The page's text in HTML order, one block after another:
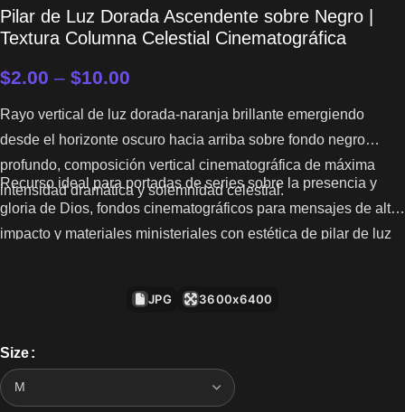
Pilar de Luz Dorada Ascendente sobre Negro |
Textura Columna Celestial Cinematográfica
$2.00 – $10.00
Rayo vertical de luz dorada-naranja brillante emergiendo
desde el horizonte oscuro hacia arriba sobre fondo negro
profundo, composición vertical cinematográfica de máxima
intensidad dramática y solemnidad celestial.
Recurso ideal para portadas de series sobre la presencia y
gloria de Dios, fondos cinematográficos para mensajes de alto
impacto y materiales ministeriales con estética de pilar de luz
JPG 3600x6400
Size